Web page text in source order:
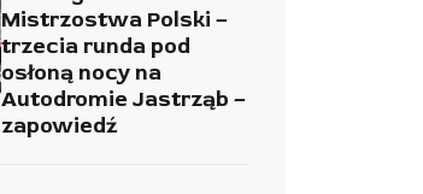
Mistrzostwa Polski –
trzecia runda pod
osłoną nocy na
Autodromie Jastrząb –
zapowiedź